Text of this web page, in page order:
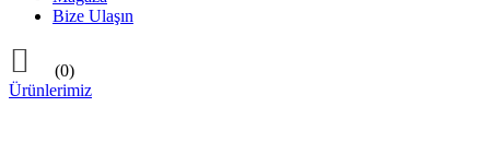
Bize Ulaşın

(0)
Ürünlerimiz